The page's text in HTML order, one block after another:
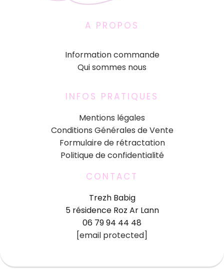
A PROPOS
Information commande
Qui sommes nous
INFOS PRATIQUES
Mentions légales
Conditions Générales de Vente
Formulaire de rétractation
Politique de confidentialité
CONTACT
Trezh Babig
5 résidence Roz Ar Lann
06 79 94 44 48
[email protected]